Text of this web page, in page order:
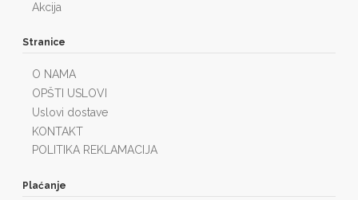
Akcija
Stranice
O NAMA
OPŠTI USLOVI
Uslovi dostave
KONTAKT
POLITIKA REKLAMACIJA
Plaćanje